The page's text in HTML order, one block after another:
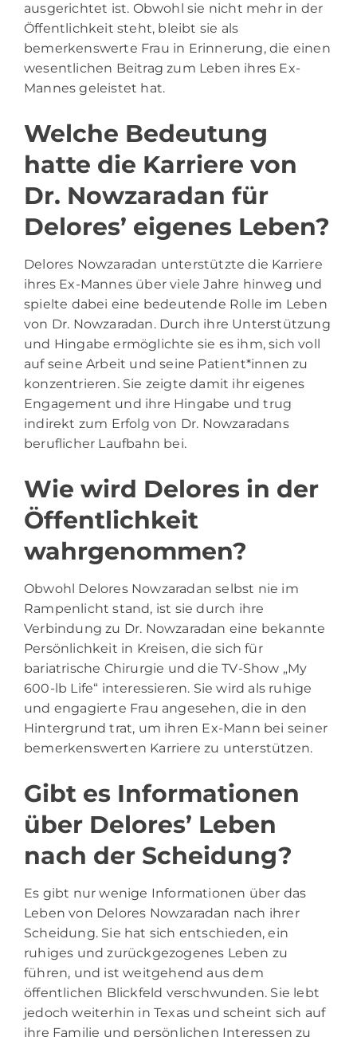
ausgerichtet ist. Obwohl sie nicht mehr in der
Öffentlichkeit steht, bleibt sie als
bemerkenswerte Frau in Erinnerung, die einen
wesentlichen Beitrag zum Leben ihres Ex-
Mannes geleistet hat.
Welche Bedeutung
hatte die Karriere von
Dr. Nowzaradan für
Delores’ eigenes Leben?
Delores Nowzaradan unterstützte die Karriere
ihres Ex-Mannes über viele Jahre hinweg und
spielte dabei eine bedeutende Rolle im Leben
von Dr. Nowzaradan. Durch ihre Unterstützung
und Hingabe ermöglichte sie es ihm, sich voll
auf seine Arbeit und seine Patient*innen zu
konzentrieren. Sie zeigte damit ihr eigenes
Engagement und ihre Hingabe und trug
indirekt zum Erfolg von Dr. Nowzaradans
beruflicher Laufbahn bei.
Wie wird Delores in der
Öffentlichkeit
wahrgenommen?
Obwohl Delores Nowzaradan selbst nie im
Rampenlicht stand, ist sie durch ihre
Verbindung zu Dr. Nowzaradan eine bekannte
Persönlichkeit in Kreisen, die sich für
bariatrische Chirurgie und die TV-Show „My
600-lb Life“ interessieren. Sie wird als ruhige
und engagierte Frau angesehen, die in den
Hintergrund trat, um ihren Ex-Mann bei seiner
bemerkenswerten Karriere zu unterstützen.
Gibt es Informationen
über Delores’ Leben
nach der Scheidung?
Es gibt nur wenige Informationen über das
Leben von Delores Nowzaradan nach ihrer
Scheidung. Sie hat sich entschieden, ein
ruhiges und zurückgezogenes Leben zu
führen, und ist weitgehend aus dem
öffentlichen Blickfeld verschwunden. Sie lebt
jedoch weiterhin in Texas und scheint sich auf
ihre Familie und persönlichen Interessen zu